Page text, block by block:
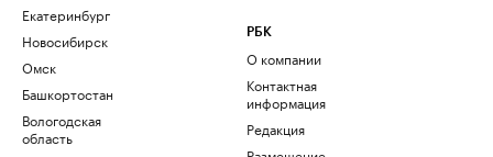
Екатеринбург
Новосибирск
Омск
Башкортостан
Вологодская
область
РБК
О компании
Контактная
информация
Редакция